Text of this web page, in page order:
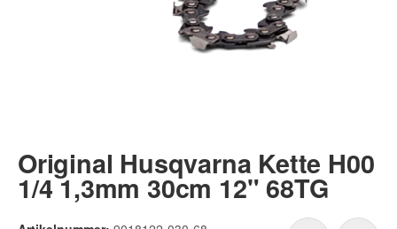
Original Husqvarna Kette H00
1/4 1,3mm 30cm 12" 68TG